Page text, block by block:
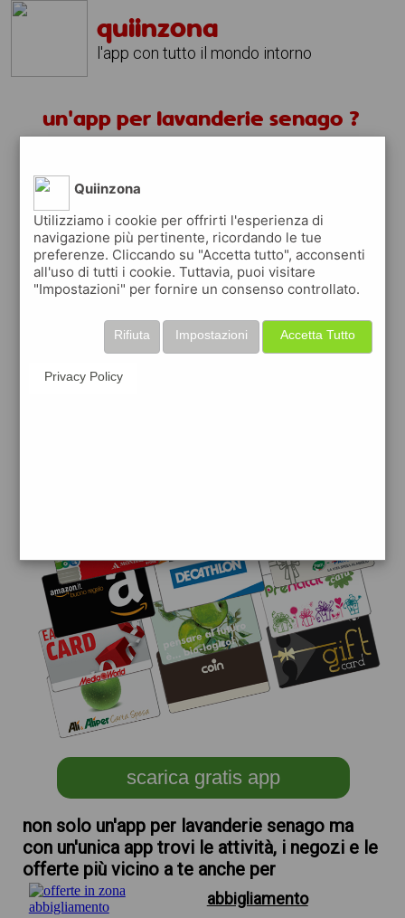
quiinzona
l'app con tutto il mondo intorno
un'app per lavanderie senago ?
quiinzona è una app
gratuita
che ti aiuta se cerchi 'un'app per
lavanderie senago ? ' e che ti premia ogni
volta che la usi
raccogli punti da convertire inbuoni sconto
o gift card
per fare la spesa, fare
scarica gratis app
non solo un'app per lavanderie senago ma
con un'unica app trovi le attività, i negozi e le
offerte più vicino a te anche per
abbigliamento
Quiinzona
Utilizziamo i cookie per offrirti l'esperienza di
navigazione più pertinente, ricordando le tue
preferenze. Cliccando su "Accetta tutto", acconsenti
all'uso di tutti i cookie. Tuttavia, puoi visitare
"Impostazioni" per fornire un consenso controllato.
Accetta Tutto
Impostazioni
Rifiuta
Privacy Policy